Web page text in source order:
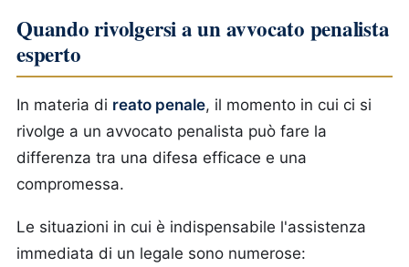
Quando rivolgersi a un avvocato penalista
esperto
In materia di reato penale, il momento in cui ci si
rivolge a un avvocato penalista può fare la
differenza tra una difesa efficace e una
compromessa.
Le situazioni in cui è indispensabile l'assistenza
immediata di un legale sono numerose: